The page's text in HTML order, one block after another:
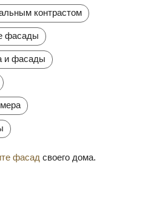
контрастом
фасады
и фасады
фасад своего дома.